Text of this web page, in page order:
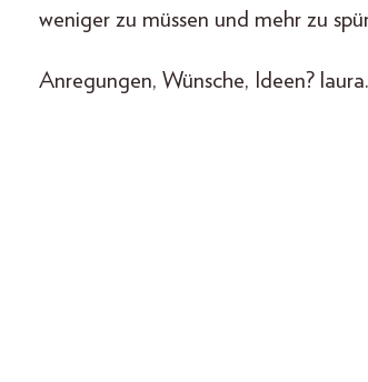
weniger zu müssen und mehr zu
Anregungen, Wünsche, Ideen?